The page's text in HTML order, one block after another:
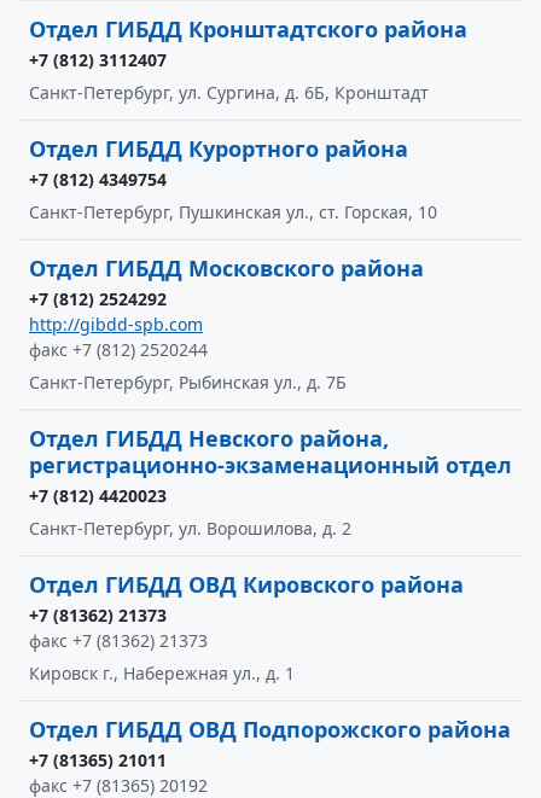
Отдел ГИБДД Кронштадтского района
+7 (812) 3112407
Санкт-Петербург, ул. Сургина, д. 6Б, Кронштадт
Отдел ГИБДД Курортного района
+7 (812) 4349754
Санкт-Петербург, Пушкинская ул., ст. Горская, 10
Отдел ГИБДД Московского района
+7 (812) 2524292
http://gibdd-spb.com
факс +7 (812) 2520244
Санкт-Петербург, Рыбинская ул., д. 7Б
Отдел ГИБДД Невского района,
регистрационно-экзаменационный отдел
+7 (812) 4420023
Санкт-Петербург, ул. Ворошилова, д. 2
Отдел ГИБДД ОВД Кировского района
+7 (81362) 21373
факс +7 (81362) 21373
Кировск г., Набережная ул., д. 1
Отдел ГИБДД ОВД Подпорожского района
+7 (81365) 21011
факс +7 (81365) 20192